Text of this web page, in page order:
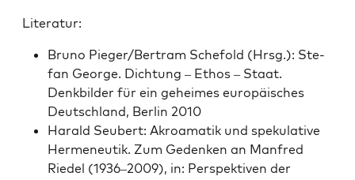
Lit­er­atur:
Bruno Pieger/Bertram Schefold (Hrsg.): Ste­
fan George. Dich­tung – Ethos – Staat.
Denkbilder für ein geheimes europäis­ches
Deutsch­land, Berlin 2010
Har­ald Seu­bert: Akroa­matik und speku­la­tive
Hermeneu­tik. Zum Gedenken an Man­fred
Riedel (1936–2009), in: Per­spek­tiv­en der